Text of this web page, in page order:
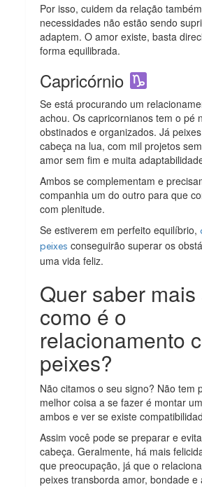
Por isso, cuidem da relação
necessidades não estão sendo
adaptem. O amor existe, basta
forma equilibrada.
Capricórnio
Se está procurando um
achou. Os capricornianos tem o pé
obstinados e organizados. Já
cabeça na lua, com mil projetos
amor sem fim e muita
Ambos se complementam e
companhia um do outro para que
com plenitude.
Se estiverem em perfeito equilíbrio,
peixes conseguirão superar os
uma vida feliz.
Quer saber
como é o
relacionamento
peixes?
Não citamos o seu signo? Não tem
melhor coisa a se fazer é montar
ambos e ver se existe
Assim você pode se preparar e
cabeça. Geralmente, há mais
que preocupação, já que o
peixes transborda amor, bondade e